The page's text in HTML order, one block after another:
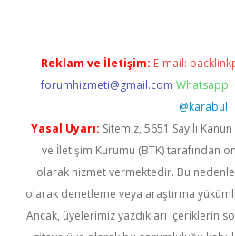
Reklam ve İletişim: E-mail:
forumhizmeti@gmail.com Whatsapp:
@karabul
Yasal Uyarı: Sitemiz, 5651 Sayılı
ve İletişim Kurumu (BTK) tarafından
olarak hizmet vermektedir. Bu
olarak denetleme veya araştırma
Ancak, üyelerimiz yazdıkları içeriklerin